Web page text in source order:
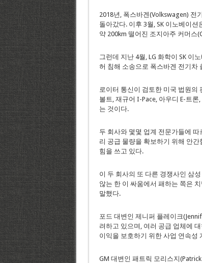
2018년, 폭스바겐(Volkswagen) 전
돌아갔다. 이후 3월, SK 이노베이
약 200km 떨어진 조지아주 커머스
그런데 지난 4월, LG 화학이 SK 이
허 침해 소송으로 폭스바겐 전기차
로이터 통신이 검토한 미국 법원의
볼트, 재규어 I-Pace, 아우디 E-트
는 것이다.
두 회사와 몇몇 업계 전문가들에
리 공급 물량을 확보하기 위해 안
힘을 쓰고 있다.
이 두 회사의 또 다른 경쟁사인 삼
않는 한 이 싸움에서 패하는 쪽은
말했다.
포드 대변인 제니퍼 플레이크
려하고 있으며, 여러 공급 업체에
이익을 보호하기 위한 사업 연속성
GM 대변인 패트릭 모리스지